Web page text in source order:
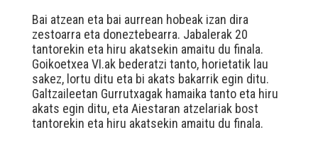
Bai atzean eta bai aurrean hobeak izan dira
zestoarra eta doneztebearra. Jabalerak 20
tantorekin eta hiru akatsekin amaitu du finala.
Goikoetxea VI.ak bederatzi tanto, horietatik lau
sakez, lortu ditu eta bi akats bakarrik egin ditu.
Galtzaileetan Gurrutxagak hamaika tanto eta hiru
akats egin ditu, eta Aiestaran atzelariak bost
tantorekin eta hiru akatsekin amaitu du finala.